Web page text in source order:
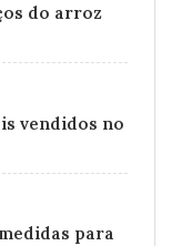
do arroz
vendidos no
para